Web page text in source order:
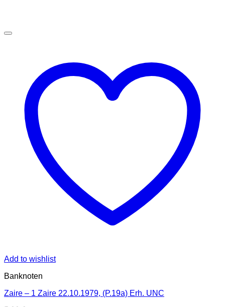
Add to wishlist
Banknoten
Zaire – 1 Zaire 22.10.1979, (P.19a) Erh. UNC